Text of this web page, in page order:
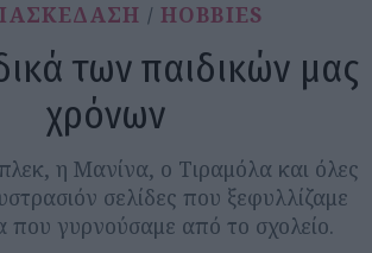
HOBBIES
των παιδικών μας
χρόνων
η Μανίνα, ο Τιραμόλα και όλες
σελίδες που ξεφυλλίζαμε
που γυρνούσαμε από το σχολείο.